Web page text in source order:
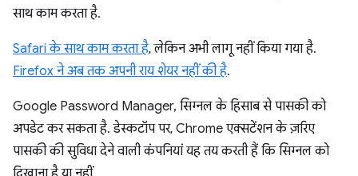
साथ काम करता है.
Safari के साथ काम करता है, लेकिन अभी लागू नहीं किया गया है.
Firefox ने अब तक अपनी राय शेयर नहीं की है.
Google Password Manager, सिग्नल के हिसाब से पासकी को
अपडेट कर सकता है. डेस्कटॉप पर, Chrome एक्सटेंशन के ज़रिए
पासकी की सुविधा देने वाली कंपनियां यह तय करती हैं कि सिग्नल को